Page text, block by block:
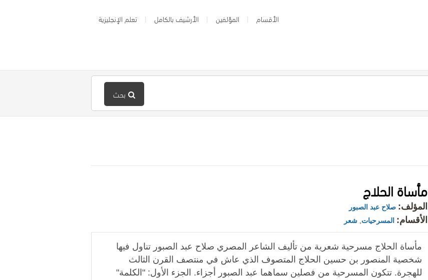
الأقسام المؤلفين الأرشيف بالكامل تعلم الإنجليزية
بحث
مأساة الحلاج
المؤلف: صلاح عبد الصبور
الأقسام: المسرحيات شعر
مأساة الحلاج مسرحية شعرية من تأليف الشاعر المصري صلاح عبد الصبور تناول فيها
شخصية المنصور بن حسين الحلاج المتصوف الذي عاش في منتصف القرن الثالث
للهجرة. تتكون المسرحية من فصلين سماهما عبد الصبور أجزاء. الجزء الأول: "الكلمة"